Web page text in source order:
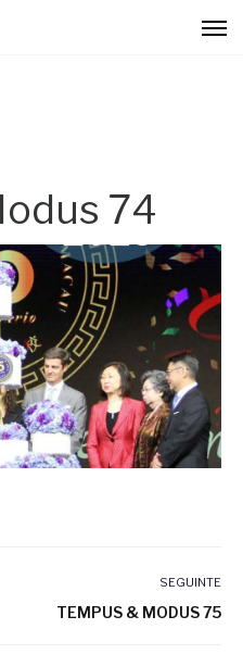
74
SEGUINTE
TEMPUS & MODUS 75